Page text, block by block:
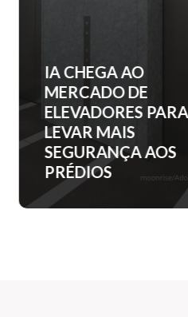
IA CHEGA AO
MERCADO DE
ELEVADORES PARA
LEVAR MAIS
SEGURANÇA AOS
PRÉDIOS